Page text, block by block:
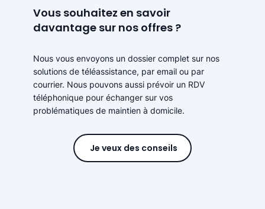
Vous souhaitez en savoir
davantage sur nos offres ?
Nous vous envoyons un dossier complet sur nos
solutions de téléassistance, par email ou par
courrier. Nous pouvons aussi prévoir un RDV
téléphonique pour échanger sur vos
problématiques de maintien à domicile.
Je veux des conseils